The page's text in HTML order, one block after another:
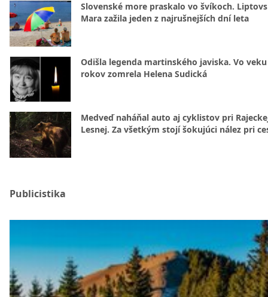
Slovenské more praskalo vo švíkoch.
Mara zažila jeden z najrušnejších dní leta
Odišla legenda martinského javiska. Vo veku
rokov zomrela Helena Sudická
Medveď naháňal auto aj cyklistov pri
Lesnej. Za všetkým stojí šokujúci nález pri
Publicistika